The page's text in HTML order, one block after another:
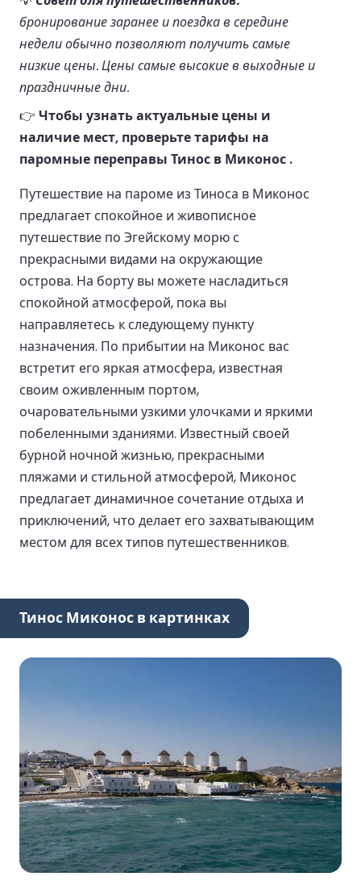
бронирование заранее и поездка в середине
недели обычно позволяют получить самые
низкие цены. Цены самые высокие в выходные и
праздничные дни.
👉 Чтобы узнать актуальные цены и
наличие мест, проверьте тарифы на
паромные переправы Тинос в Миконос .
Путешествие на пароме из Тиноса в Миконос
предлагает спокойное и живописное
путешествие по Эгейскому морю с
прекрасными видами на окружающие
острова. На борту вы можете насладиться
спокойной атмосферой, пока вы
направляетесь к следующему пункту
назначения. По прибытии на Миконос вас
встретит его яркая атмосфера, известная
своим оживленным портом,
очаровательными узкими улочками и яркими
побеленными зданиями. Известный своей
бурной ночной жизнью, прекрасными
пляжами и стильной атмосферой, Миконос
предлагает динамичное сочетание отдыха и
приключений, что делает его захватывающим
местом для всех типов путешественников.
Тинос Миконос в картинках